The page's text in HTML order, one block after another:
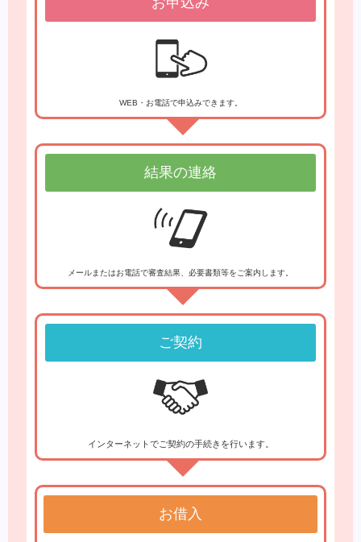
WEB・お電話で申込みできます。
結果の連絡
メールまたはお電話で審査結果、必要書類等をご案内します。
ご契約
インターネットでご契約の手続きを行います。
お借入